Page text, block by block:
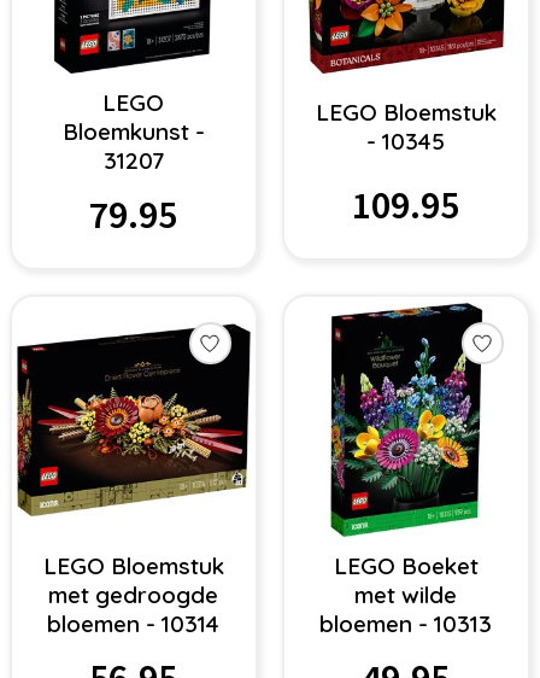
LEGO
Bloemkunst -
31207
79.95
LEGO Bloemstuk
- 10345
109.95
LEGO Bloemstuk
met gedroogde
bloemen - 10314
LEGO Boeket
met wilde
bloemen - 10313